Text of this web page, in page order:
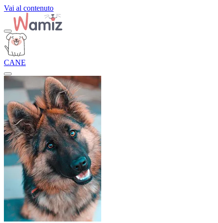
Vai al contenuto
CANE